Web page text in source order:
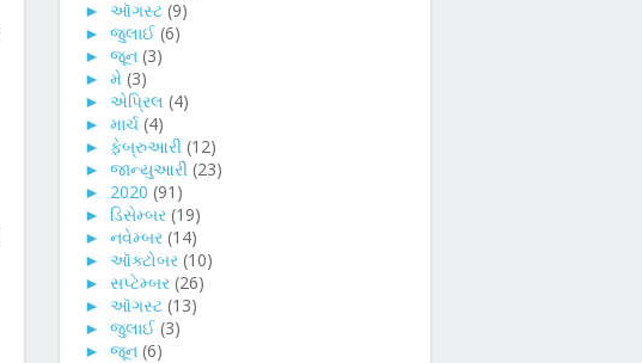
► ઑગસ્ટ (9)
► જુલાઈ (6)
► જૂન (3)
► મે (3)
► એપ્રિલ (4)
► માર્ચ (4)
► ફેબ્રુઆરી (12)
► જાન્યુઆરી (23)
► 2020 (91)
► ડિસેમ્બર (19)
► નવેમ્બર (14)
► ઑક્ટોબર (10)
► સપ્ટેમ્બર (26)
► ઑગસ્ટ (13)
► જુલાઈ (3)
► જૂન (6)